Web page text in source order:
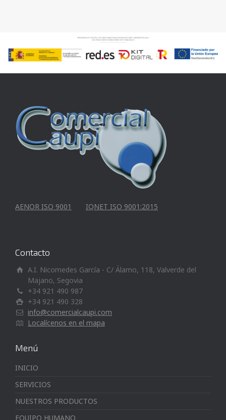
AENOR ISO 9001 IQNET ISO 9001:2015
Contacto
A.I. Nicomedes García - C/ Álamo, 118, Valverde del
Majano, Segovia
+34 921 490 987
+34 921 490 328
info@comercialcaupi.com
Localícenos en el mapa
Menú
INICIO
SERVICIOS
NUESTROS PRODUCTOS
EQUIPO HUMANO